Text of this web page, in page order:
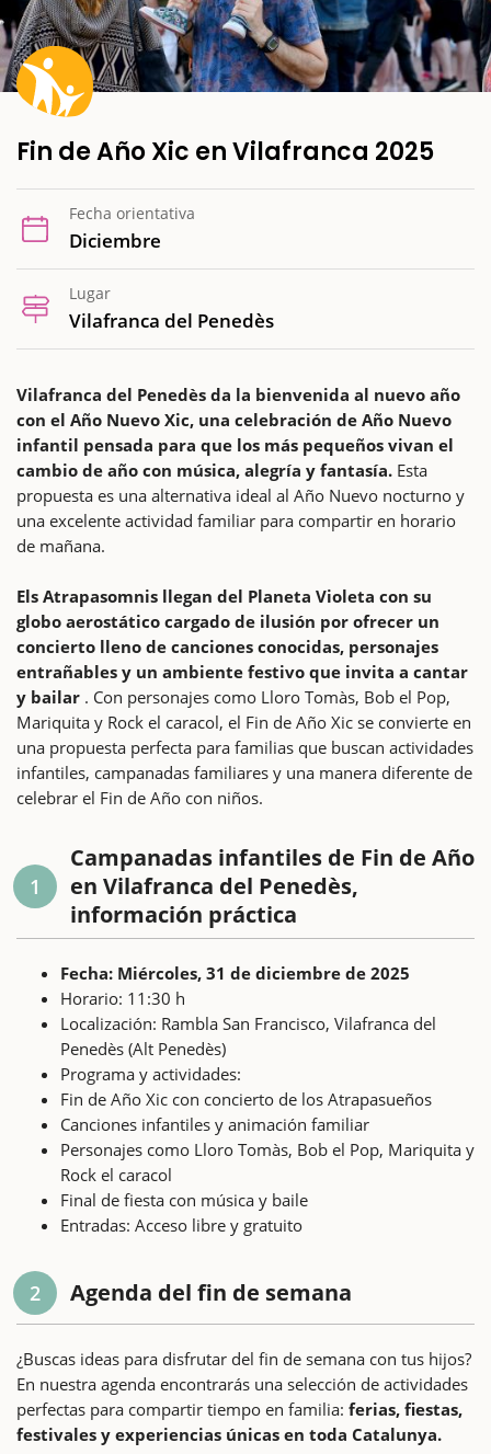
Fin de Año Xic en Vilafranca 2025
Fecha orientativa
Diciembre
Lugar
Vilafranca del Penedès
Vilafranca del Penedès da la bienvenida al nuevo año
con el Año Nuevo Xic, una celebración de Año Nuevo
infantil pensada para que los más pequeños vivan el
cambio de año con música, alegría y fantasía. Esta
propuesta es una alternativa ideal al Año Nuevo nocturno y
una excelente actividad familiar para compartir en horario
de mañana.
Els Atrapasomnis llegan del Planeta Violeta con su
globo aerostático cargado de ilusión por ofrecer un
concierto lleno de canciones conocidas, personajes
entrañables y un ambiente festivo que invita a cantar
y bailar . Con personajes como Lloro Tomàs, Bob el Pop,
Mariquita y Rock el caracol, el Fin de Año Xic se convierte en
una propuesta perfecta para familias que buscan actividades
infantiles, campanadas familiares y una manera diferente de
celebrar el Fin de Año con niños.
1
Campanadas infantiles de Fin de Año
en Vilafranca del Penedès,
información práctica
Fecha: Miércoles, 31 de diciembre de 2025
Horario: 11:30 h
Localización: Rambla San Francisco, Vilafranca del
Penedès (Alt Penedès)
Programa y actividades:
Fin de Año Xic con concierto de los Atrapasueños
Canciones infantiles y animación familiar
Personajes como Lloro Tomàs, Bob el Pop, Mariquita y
Rock el caracol
Final de fiesta con música y baile
Entradas: Acceso libre y gratuito
2 Agenda del fin de semana
¿Buscas ideas para disfrutar del fin de semana con tus hijos?
En nuestra agenda encontrarás una selección de actividades
perfectas para compartir tiempo en familia: ferias, fiestas,
festivales y experiencias únicas en toda Catalunya.